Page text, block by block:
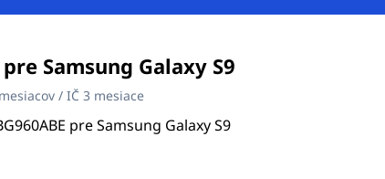
Samsung Galaxy S9
/ IČ 3 mesiace
pre Samsung Galaxy S9